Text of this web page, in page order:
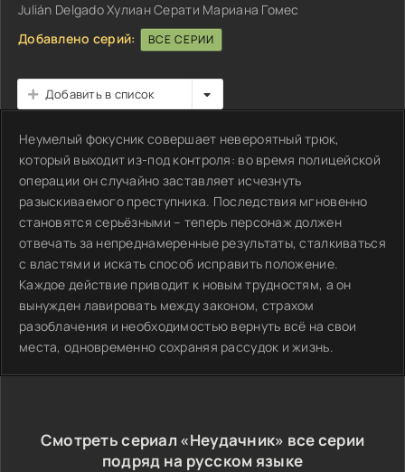
Julián Delgado Хулиан Серати Мариана Гомес
Добавлено серий:
ВСЕ СЕРИИ
Добавить в список
Неумелый фокусник совершает невероятный трюк,
который выходит из-под контроля: во время полицейской
операции он случайно заставляет исчезнуть
разыскиваемого преступника. Последствия мгновенно
становятся серьёзными – теперь персонаж должен
отвечать за непреднамеренные результаты, сталкиваться
с властями и искать способ исправить положение.
Каждое действие приводит к новым трудностям, а он
вынужден лавировать между законом, страхом
разоблачения и необходимостью вернуть всё на свои
места, одновременно сохраняя рассудок и жизнь.
Смотреть сериал «Неудачник» все серии
подряд на русском языке